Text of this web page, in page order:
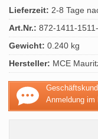
Lieferzeit: 2-8 Tage
Art.Nr.: 872-1411-
Gewicht: 0.240 kg
Hersteller: MCE
Anmeldung im